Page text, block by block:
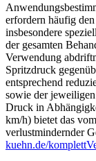
erfordern häufig
insbesondere
der gesamten
Verwendung
Spritzdruck
entsprechend
sowie der
Druck in
km/h) bietet das
verlustmindernder
kuehn.de/